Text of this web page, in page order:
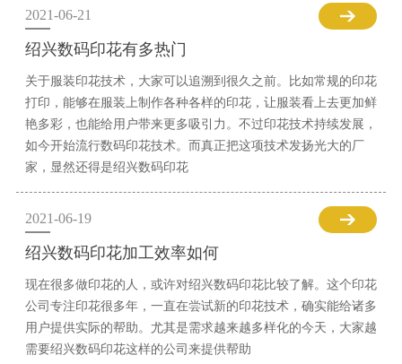
2021-06-21
绍兴数码印花有多热门
关于服装印花技术，大家可以追溯到很久之前。比如常规的印花
打印，能够在服装上制作各种各样的印花，让服装看上去更加鲜
艳多彩，也能给用户带来更多吸引力。不过印花技术持续发展，
如今开始流行数码印花技术。而真正把这项技术发扬光大的厂
家，显然还得是绍兴数码印花
2021-06-19
绍兴数码印花加工效率如何
现在很多做印花的人，或许对绍兴数码印花比较了解。这个印花
公司专注印花很多年，一直在尝试新的印花技术，确实能给诸多
用户提供实际的帮助。尤其是需求越来越多样化的今天，大家越
需要绍兴数码印花这样的公司来提供帮助